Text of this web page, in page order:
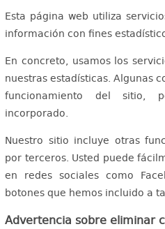
Esta página web utiliza
información con fines
En concreto, usamos los
nuestras estadísticas. Algunas
funcionamiento del sitio,
incorporado.
Nuestro sitio incluye otras
por terceros. Usted puede
en redes sociales como
botones que hemos incluido a
Advertencia sobre eliminar